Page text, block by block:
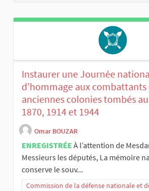
Instaurer une Journée
d’hommage aux combattants
anciennes colonies tombés
1870, 1914 et 1944
Omar BOUZAR
ENREGISTRÉE À l’attention de
Messieurs les députés, La mémoire
conserve le souv...
Commission de la défense nationale et